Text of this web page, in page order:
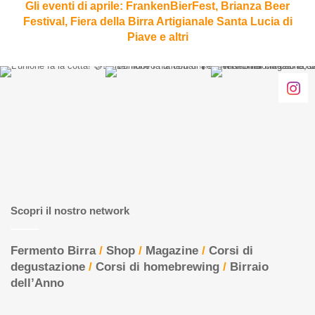
della
Birra
Lucia
di
Gli eventi di aprile: FrankenBierFest, Brianza Beer
Festival, Fiera della Birra Artigianale Santa Lucia di
Piave e altri
Scopri il nostro network
Fermento Birra/ Shop / Magazine / Corsi di
degustazione / Corsi di homebrewing / Birraio
dell’Anno